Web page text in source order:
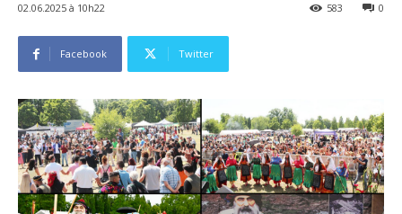
02.06.2025 à 10h22 0
583
Facebook Twitter